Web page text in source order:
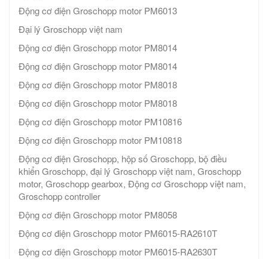
Động cơ điện Groschopp motor PM6013
Đại lý Groschopp việt nam
Động cơ điện Groschopp motor PM8014
Động cơ điện Groschopp motor PM8014
Động cơ điện Groschopp motor PM8018
Động cơ điện Groschopp motor PM8018
Động cơ điện Groschopp motor PM10816
Động cơ điện Groschopp motor PM10818
Động cơ điện Groschopp, hộp số Groschopp, bộ điều
khiển Groschopp, đại lý Groschopp việt nam, Groschopp
motor, Groschopp gearbox, Động cơ Groschopp việt nam,
Groschopp controller
Động cơ điện Groschopp motor PM8058
Động cơ điện Groschopp motor PM6015-RA2610T
Động cơ điện Groschopp motor PM6015-RA2630T